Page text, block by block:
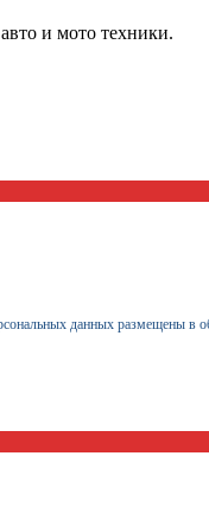
и мото техники.
данных размещены в